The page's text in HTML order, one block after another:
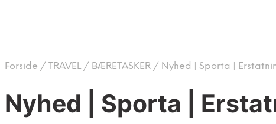
Forside / TRAVEL / BÆRETASKER / Nyhed | Sporta |
Nyhed | Sporta |